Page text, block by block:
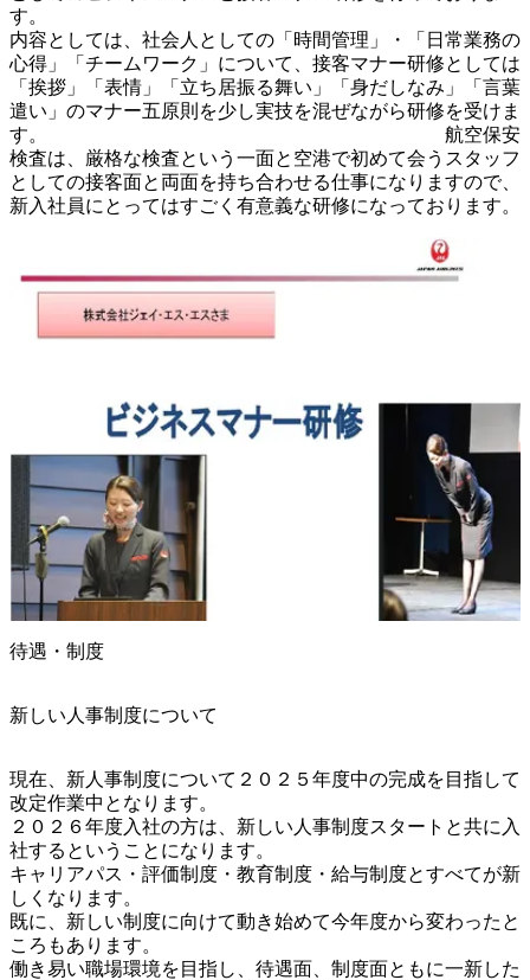
す。
内容としては、社会人としての「時間管理」・「日常業務の
心得」「チームワーク」について、接客マナー研修としては
「挨拶」「表情」「立ち居振る舞い」「身だしなみ」「言葉
遣い」のマナー五原則を少し実技を混ぜながら研修を受けま
す。　　　　　　　　　　　　　　　　　　　　　航空保安
検査は、厳格な検査という一面と空港で初めて会うスタッフ
としての接客面と両面を持ち合わせる仕事になりますので、
新入社員にとってはすごく有意義な研修になっております。
待遇・制度
新しい人事制度について
現在、新人事制度について２０２５年度中の完成を目指して
改定作業中となります。
２０２６年度入社の方は、新しい人事制度スタートと共に入
社するということになります。
キャリアパス・評価制度・教育制度・給与制度とすべてが新
しくなります。
既に、新しい制度に向けて動き始めて今年度から変わったと
ころもあります。
働き易い職場環境を目指し、待遇面、制度面ともに一新した